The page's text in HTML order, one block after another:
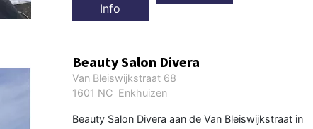
Info
Beauty Salon Divera
Van Bleiswijkstraat 68
1601 NC Enkhuizen
Beauty Salon Divera aan de Van Bleiswijkstraat in